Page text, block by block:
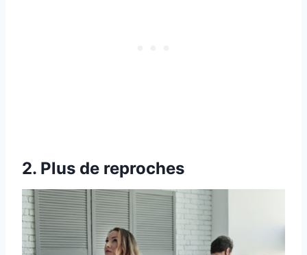
2. Plus de reproches